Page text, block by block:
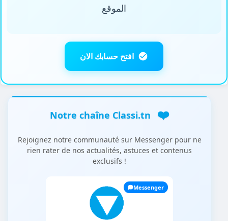
Devoirs et autres exercices 289
الموقع
افتح حسابك الان
Notre chaîne Classi.tn ❤️
Rejoignez notre communauté sur Messenger pour ne
rien rater de nos actualités, astuces et contenus
exclusifs !
Messenger